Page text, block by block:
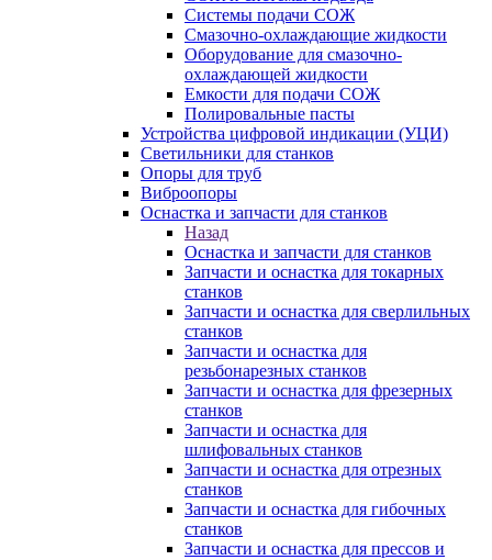
Системы подачи СОЖ
Смазочно-охлаждающие жидкости
Оборудование для смазочно-
охлаждающей жидкости
Емкости для подачи СОЖ
Полировальные пасты
Устройства цифровой индикации (УЦИ)
Светильники для станков
Опоры для труб
Виброопоры
Оснастка и запчасти для станков
Назад
Оснастка и запчасти для станков
Запчасти и оснастка для токарных
станков
Запчасти и оснастка для сверлильных
станков
Запчасти и оснастка для
резьбонарезных станков
Запчасти и оснастка для фрезерных
станков
Запчасти и оснастка для
шлифовальных станков
Запчасти и оснастка для отрезных
станков
Запчасти и оснастка для гибочных
станков
Запчасти и оснастка для прессов и